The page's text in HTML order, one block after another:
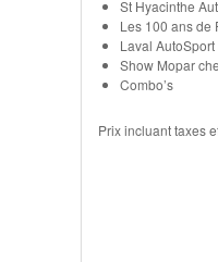
St Hyacinthe
Les 100 ans de
Laval AutoSport
Show Mopar
Combo’s
Prix incluant taxes